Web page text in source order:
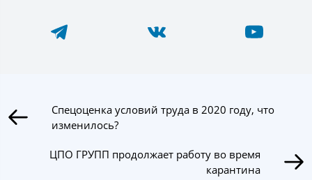
Спецоценка условий труда в 2020 году, что
изменилось?
ЦПО ГРУПП продолжает работу во время
карантина